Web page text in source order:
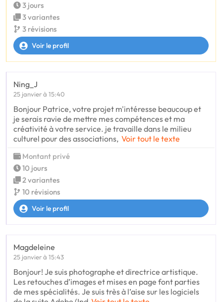
3 jours
3 variantes
3 révisions
Voir le profil
Ning_J
25 janvier à 15:40
Bonjour Patrice, votre projet m'intéresse beaucoup et
je serais ravie de mettre mes compétences et ma
créativité à votre service. je travaille dans le milieu
culturel pour des associations, Voir tout le texte
Montant privé
10 jours
2 variantes
10 révisions
Voir le profil
Magdeleine
25 janvier à 15:43
Bonjour! Je suis photographe et directrice artistique.
Les retouches d’images et mises en page font parties
de mes spécialités. Je suis très à l’aise sur les logiciels